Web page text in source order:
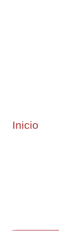
Inicio